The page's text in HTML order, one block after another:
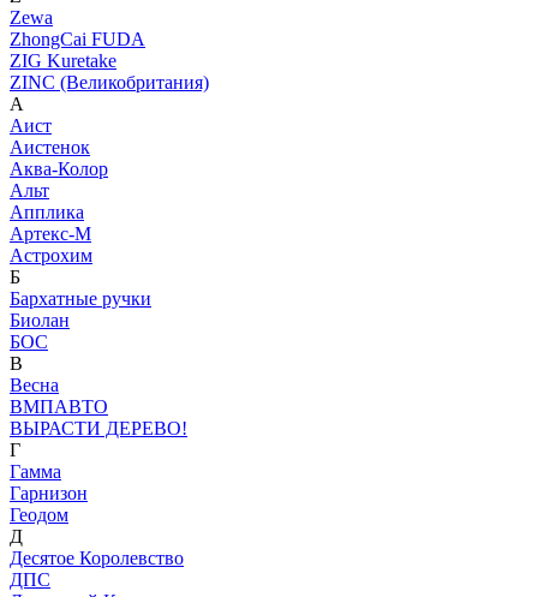
Zewa
ZhongCai FUDA
ZIG Kuretake
ZINC (Великобритания)
А
Аист
Аистенок
Аква-Колор
Альт
Апплика
Артекс-М
Астрохим
Б
Бархатные ручки
Биолан
БОС
В
Весна
ВМПАВТО
ВЫРАСТИ ДЕРЕВО!
Г
Гамма
Гарнизон
Геодом
Д
Десятое Королевство
ДПС